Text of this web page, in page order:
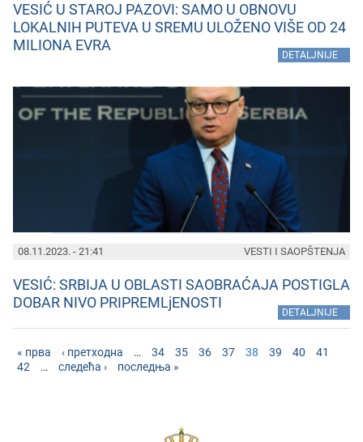
VESIĆ U STAROJ PAZOVI: SAMO U OBNOVU
LOKALNIH PUTEVA U SREMU ULOŽENO VIŠE OD 24
MILIONA EVRA
DETALJNIJE
08.11.2023. - 21:41
VESIĆ: SRBIJA U OBLASTI SAOBRAĆAJA POSTIGLA
DOBAR NIVO PRIPREMLjENOSTI
DETALJNIJE
VESTI I SAOPŠTENJA
« прва ‹ претходна … 34 35 36 37 38 39 40
41
42
… следећа › последња »